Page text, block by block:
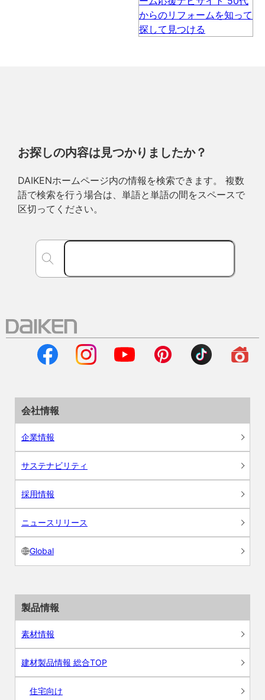
お探しの内容は見つかりましたか？
DAIKENホームページ内の情報を検索できます。 複数
語で検索を行う場合は、単語と単語の間をスペースで
区切ってください。
会社情報
企業情報
サステナビリティ
採用情報
ニュースリリース
Global
製品情報
素材情報
建材製品情報 総合TOP
住宅向け